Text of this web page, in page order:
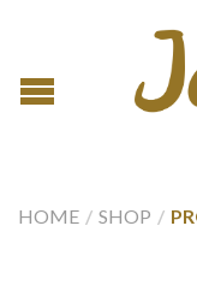
HOME / SHOP /